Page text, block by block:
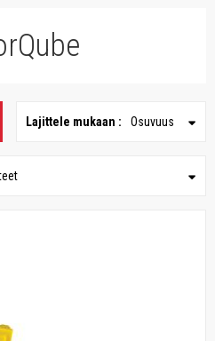
Lajittele mukaan : Osuvuus